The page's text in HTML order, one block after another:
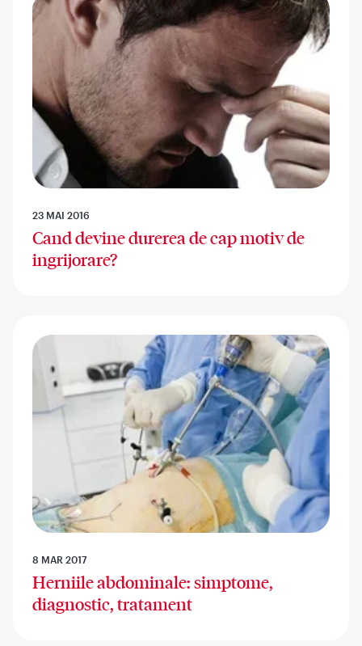
23 MAI 2016
Cand devine durerea de cap motiv de
ingrijorare?
8 MAR 2017
Herniile abdominale: simptome,
diagnostic, tratament